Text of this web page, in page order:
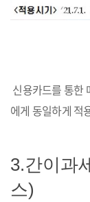
신용카드를 통한
에게 동일하게 적
3.간이과
스)